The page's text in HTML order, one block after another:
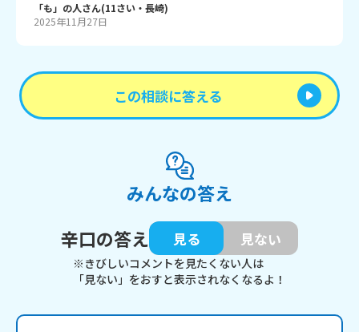
「も」の人さん(11さい・ 長崎)
2025年11月27日
この相談に答える
みんなの答え
辛口の答え
見る 見ない
※きびしいコメントを見たくない人は
「見ない」をおすと表示されなくなるよ！